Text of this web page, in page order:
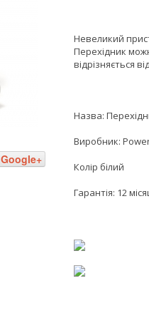
Google+
Невеликий
Перехідник
відрізняється
Назва:
Виробник:
Колір білий
Гарантія: 12